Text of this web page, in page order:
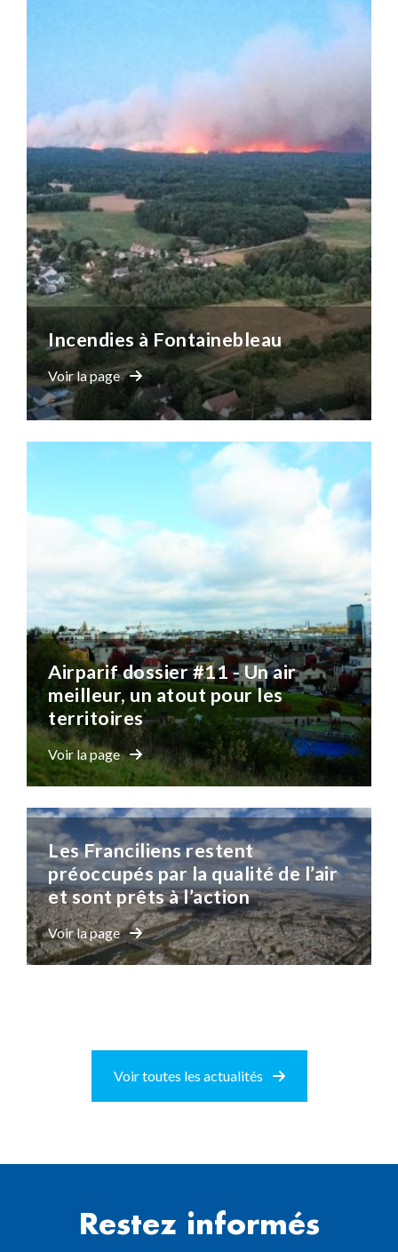
Incendies à Fontainebleau
Voir la page
Airparif dossier #11 - Un air
meilleur, un atout pour les
territoires
Voir la page
Les Franciliens restent
préoccupés par la qualité de l’air
et sont prêts à l’action
Voir la page
Voir toutes les actualités
Restez informés